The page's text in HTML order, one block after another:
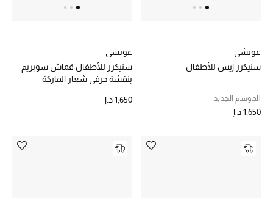
غوتشي
سنيكرز إيس للأطفال
الموسم الجديد
1,650 د.إ
غوتشي
سنيكرز للأطفال قماش سوبريم
بنقشة حرفي شعار الماركة
1,650 د.إ